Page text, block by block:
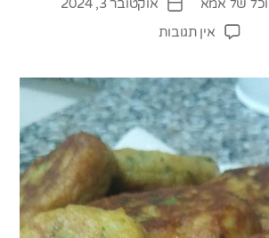
תאריך
אין תגובותעל
מחמאר
מבית
אמא
–
מעלפות
!